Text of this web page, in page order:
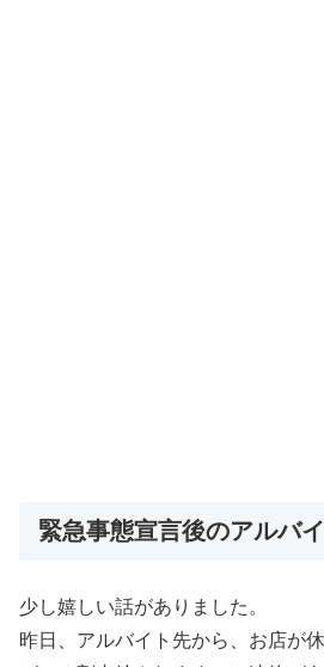
緊急事態宣言後のアルバ
少し嬉しい話がありました。
昨日、アルバイト先から、お店が